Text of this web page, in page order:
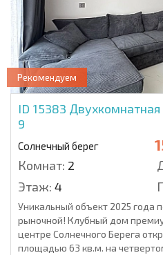
Рекомендуем
ID 15383
9
Солнечный берег
Комнат: 2
Этаж: 4
Уникальный объект 2025 года
рыночной! Клубный дом
центре Солнечного Берега
площадью 63 кв.м. на